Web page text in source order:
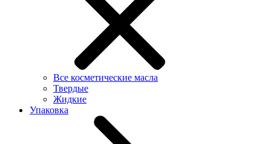
Все косметические масла
Твердые
Жидкие
Упаковка